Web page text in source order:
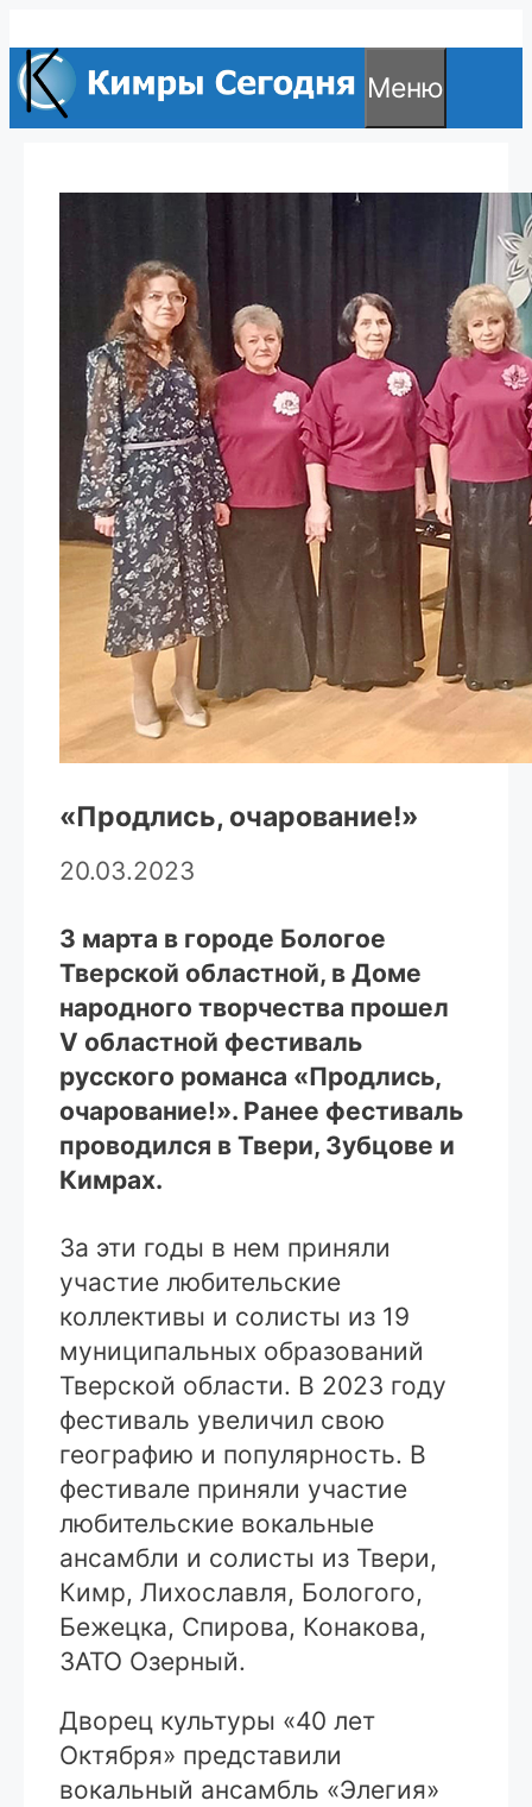
к
содержимому
Меню
«Продлись, очарование!»
20.03.2023
3 марта в городе Бологое
Тверской областной, в Доме
народного творчества прошел
V областной фестиваль
русского романса «Продлись,
очарование!». Ранее фестиваль
проводился в Твери, Зубцове и
Кимрах.
За эти годы в нем приняли
участие любительские
коллективы и солисты из 19
муниципальных образований
Тверской области. В 2023 году
фестиваль увеличил свою
географию и популярность. В
фестивале приняли участие
любительские вокальные
ансамбли и солисты из Твери,
Кимр, Лихославля, Бологого,
Бежецка, Спирова, Конакова,
ЗАТО Озерный.
Дворец культуры «40 лет
Октября» представили
вокальный ансамбль «Элегия»